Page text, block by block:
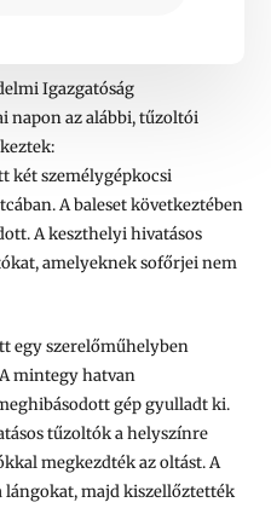
Igazgatóság
napon az alábbi, tűzoltói
két személygépkocsi
A baleset következtében
A keszthelyi hivatásos
amelyeknek sofőrjei nem
egy szerelőműhelyben
mintegy hatvan
gép gyulladt ki.
tűzoltók a helyszínre
megkezdték az oltást. A
lángokat, majd kiszellőztették